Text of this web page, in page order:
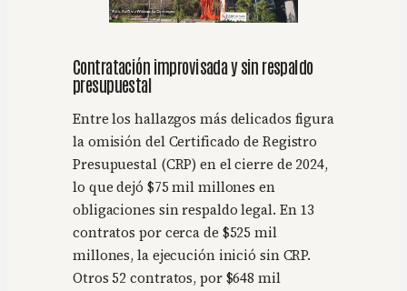
Contratación improvisada y sin respaldo
presupuestal
Entre los hallazgos más delicados figura
la omisión del Certificado de Registro
Presupuestal (CRP) en el cierre de 2024,
lo que dejó $75 mil millones en
obligaciones sin respaldo legal. En 13
contratos por cerca de $525 mil
millones, la ejecución inició sin CRP.
Otros 52 contratos, por $648 mil